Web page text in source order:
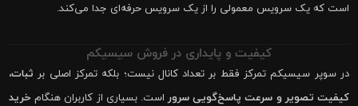
است که یک سرویس معمولی را از یک سرویس حرفه‌ای جدا می‌کند.
کیفیت و پایداری در فروش سیسیکم
در سوپر سیسیکم تمرکز فقط بر تعداد کانال نیست؛ بلکه تمرکز اصلی بر ثبات،
کیفیت تصویر و سرعت پاسخ‌گویی سروراست. بسیاری از کاربران هنگام خرید